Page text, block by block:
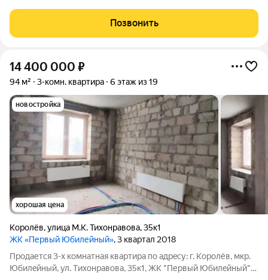
наполненное воздухом и светом, где можно провести время
всей семьей, встретить праздники,
Позвонить
14 400 000 ₽
94 м² 3-комн. квартира 6 этаж из 19
новостройка
хорошая цена
Королёв,улица М.К. Тихонравова,35к1
ЖК «Первый Юбилейный», 3 квартал 2018
Пpoдaетcя 3-x комнатная квартирa по aдрeсу: г. Kоpолёв, мкр.
Юбилeйный, ул. Tиxoнpaвова, 35к1, ЖК "Пеpвый Юбилeйный"